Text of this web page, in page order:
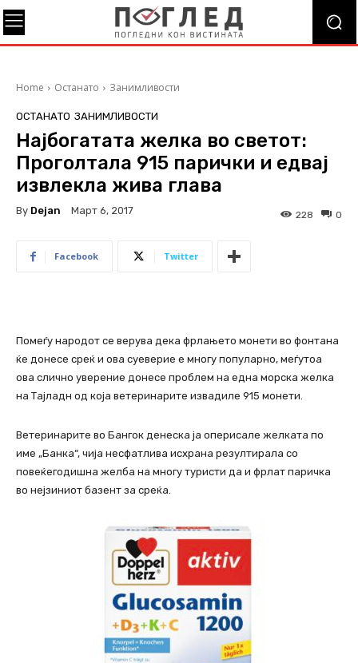
Home Останато Занимливости
ОСТАНАТО ЗАНИМЛИВОСТИ
Најбогатата желка во светот:
Проголтала 915 парички и едвај
извлекла жива глава
By Dejan Март 6, 2017 0
228
Facebook Twitter
Помеѓу народот се верува дека фрлањето монети во фонтана
ќе донесе среќ и ова суеверие е многу популарно, меѓутоа
ова слично уверение донесе проблем на една морска желка
на Тајладн од која ветеринарите извадиле 915 монети.
Ветеринарите во Бангок денеска ја оперисале желката по
име „Банка“, чија несфатлива исхрана резултирала со
повеќегодишна желба на многу туристи да и фрлат паричка
во нејзиниот базент за среќа.